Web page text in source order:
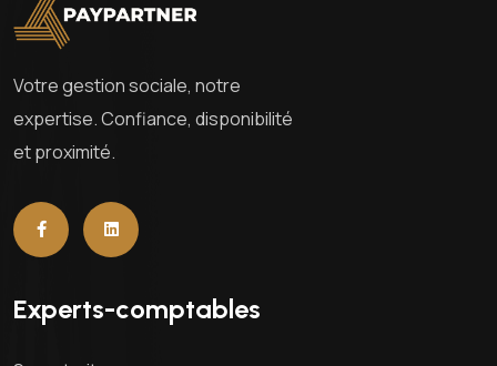
Votre gestion sociale, notre
expertise. Confiance, disponibilité
et proximité.
Experts-comptables